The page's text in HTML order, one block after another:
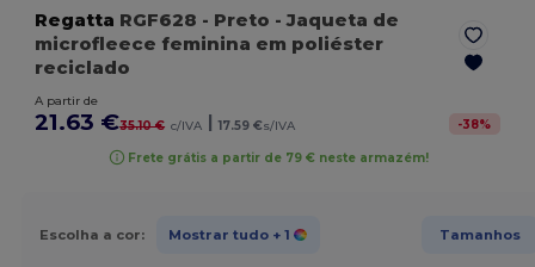
Regatta RGF628 - Preto - Jaqueta de
microfleece feminina em poliéster
reciclado
A partir de
21.63 €35.10 € c/IVA | 17.59 €s/IVA -38%
Frete grátis a partir de 79 € neste armazém!
Escolha a cor: Mostrar tudo + 1 Tamanhos